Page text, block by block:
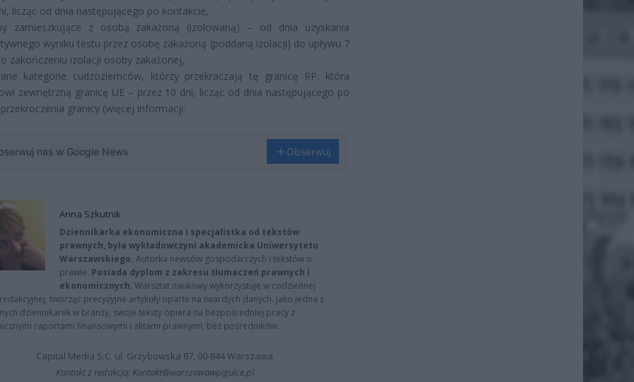
licząc od dnia następującego po kontakcie,
zamieszkujące z osobą zakażoną (izolowaną) – od dnia uzyskania
wyniku testu przez osobę zakażoną (poddaną izolacji) do upływu 7
zakończeniu izolacji osoby zakażonej,
kategorie cudzoziemców, którzy przekraczają tę granicę RP, która
zewnętrzną granicę UE – przez 10 dni, licząc od dnia następującego po
granicy (więcej informacji:
nas w Google News Obserwuj
Anna Szkutnik
Dziennikarka ekonomiczna i specjalistka od tekstów
prawnych, była wykładowczyni akademicka Uniwersytetu
Warszawskiego. Autorka newsów gospodarczych i tekstów o
prawie. Posiada dyplom z zakresu tłumaczeń prawnych i
ekonomicznych. Warsztat naukowy wykorzystuje w codziennej
tworząc precyzyjne artykuły oparte na twardych danych. Jako jedna z
dziennikarek w branży, swoje teksty opiera na bezpośredniej pracy z
raportami finansowymi i aktami prawnymi, bez pośredników.
Capital Media S.C. ul. Grzybowska 87, 00-844 Warszawa
Kontakt z redakcją: Kontakt@warszawawpigulce.pl